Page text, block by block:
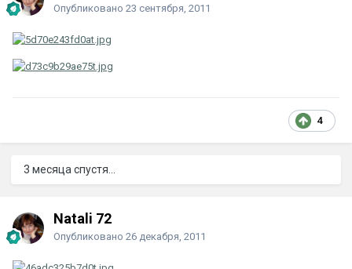
Опубликовано 23 сентября, 2011
4
3 месяца спустя...
Natali 72
Опубликовано 26 декабря, 2011